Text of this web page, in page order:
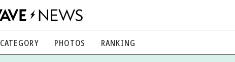
CATEGORY PHOTOS RANKING